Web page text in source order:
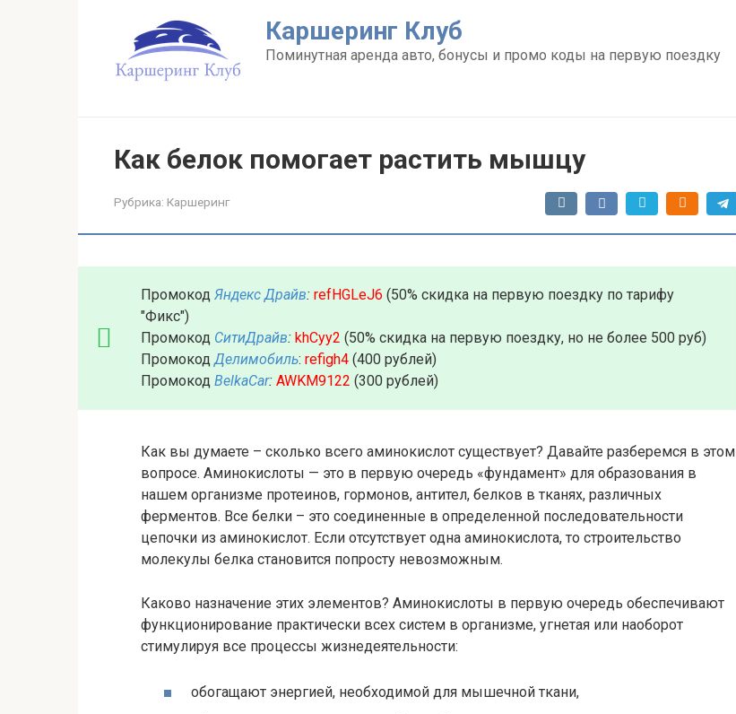
Каршеринг Клуб
Поминутная аренда авто, бонусы и промо коды на первую поездку
Как белок помогает растить мышцу
Рубрика: Каршеринг
Промокод Яндекс Драйв: refHGLeJ6 (50% скидка на первую поездку по тарифу
"Фикс")
Промокод СитиДрайв: khCyy2 (50% скидка на первую поездку, но не более 500 руб)
ПромокодДелимобиль: refigh4 (400 рублей)
Промокод BelkaCar: AWKM9122 (300 рублей)
Как вы думаете – сколько всего аминокислот существует? Давайте разберемся в этом
вопросе. Аминокислоты — это в первую очередь «фундамент» для образования в
нашем организме протеинов, гормонов, антител, белков в тканях, различных
ферментов. Все белки – это соединенные в определенной последовательности
цепочки из аминокислот. Если отсутствует одна аминокислота, то строительство
молекулы белка становится попросту невозможным.
Каково назначение этих элементов? Аминокислоты в первую очередь обеспечивают
функционирование практически всех систем в организме, угнетая или наоборот
стимулируя все процессы жизнедеятельности:
обогащают энергией, необходимой для мышечной ткани,